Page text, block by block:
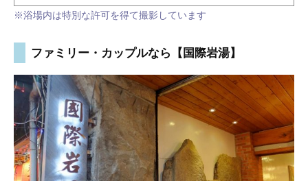
※浴場内は特別な許可を得て撮影しています
ファミリー・カップルなら【国際岩湯】